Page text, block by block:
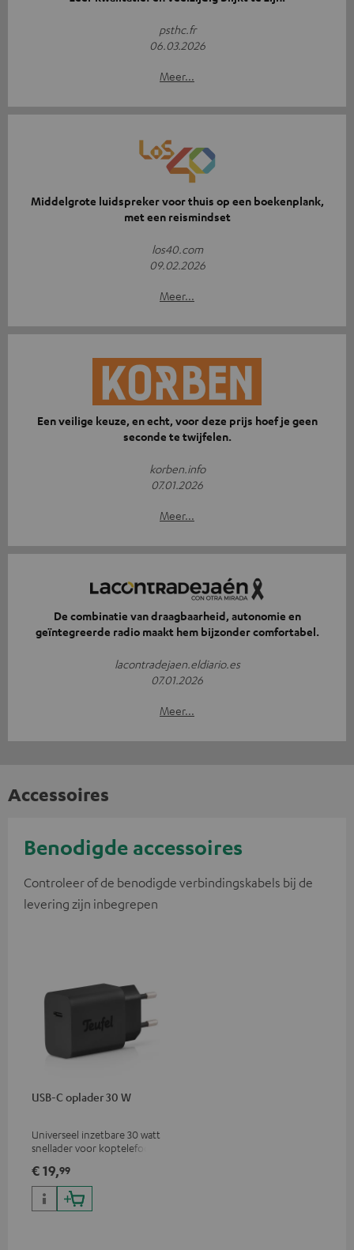
psthc.fr
06.03.2026
Meer...
Middelgrote luidspreker voor thuis op een boekenplank,
met een reismindset
los40.com
09.02.2026
Meer...
Een veilige keuze, en echt, voor deze prijs hoef je geen
seconde te twijfelen.
korben.info
07.01.2026
Meer...
De combinatie van draagbaarheid, autonomie en
geïntegreerde radio maakt hem bijzonder comfortabel.
lacontradejaen.eldiario.es
07.01.2026
Meer...
Accessoires
Benodigde accessoires
Controleer of de benodigde verbindingskabels bij de
levering zijn inbegrepen
USB-C oplader 30 W
Universeel inzetbare 30 watt
snellader voor koptelefoons,
iPhones, Android
smartphones, tablets en USB-
C-apparaten
€ 19,99